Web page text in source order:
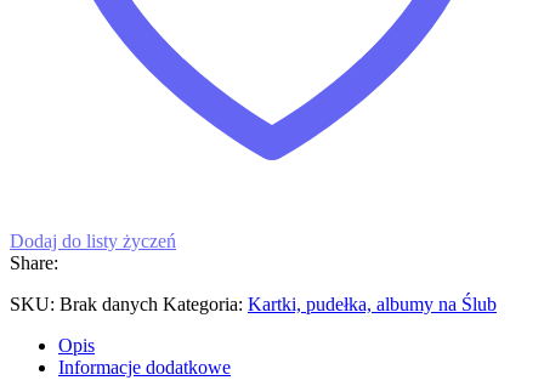
Dodaj do listy życzeń
Share:
SKU: Brak danych Kategoria: Kartki, pudełka, albumy na Ślub
Opis
Informacje dodatkowe